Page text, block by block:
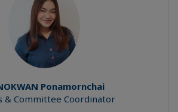
Ponamornchai
& Committee Coordinator